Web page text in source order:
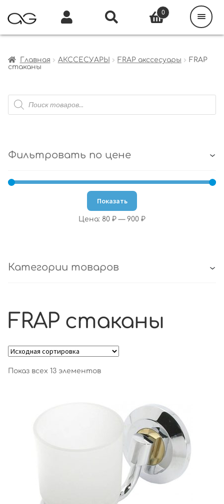
Главная АКССЕСУАРЫ FRAP акссесуары
FRAP
стаканы
Поиск
товаров
Фильтровать по цене
Показать
Цена: 80 ₽ — 900 ₽
Категории товаров
FRAP стаканы
Показ всех 13 элементов
0